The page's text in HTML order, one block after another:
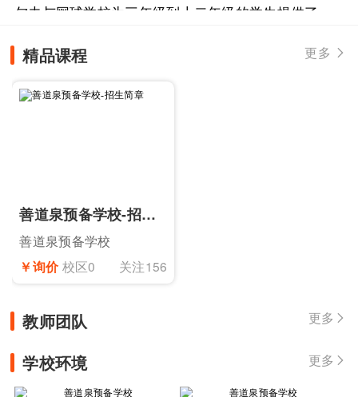
尔夫与网球学校为三年级到十二年级的学生提供了教
的独特教学体系，同时为学...
精品课程 更多 
善道泉预备学校-招生简章
善道泉预备学校
￥询价 校区0 关注156
教师团队 更多 
学校环境 更多 